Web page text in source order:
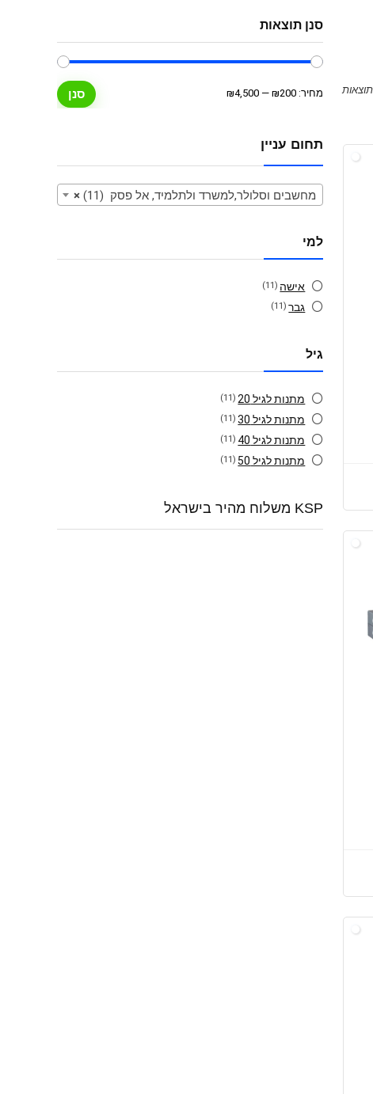
סנן תוצאות
מחיר
מחיר סנן מחיר: ₪200
—
₪4,500
תחום עניין
× מחשבים וסלולר,למשרד ולתלמיד, אל פסק (11)
למי
אישה (11)
גבר (11)
גיל
מתנות לגיל 20 (11)
מתנות לגיל 30 (11)
מתנות לגיל 40 (11)
מתנות לגיל 50 (11)
KSP משלוח מהיר בישראל